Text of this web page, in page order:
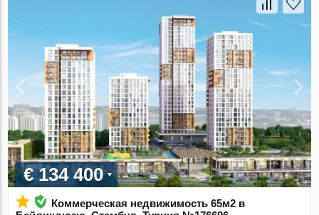
€ 134 400
Коммерческая недвижимость 65м2 в